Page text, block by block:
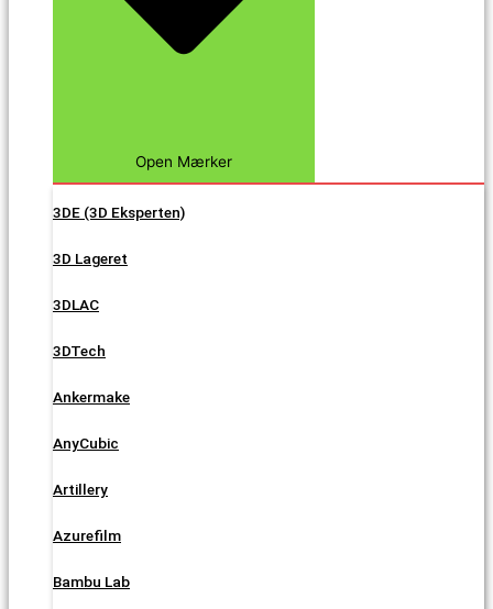
Open Mærker
3DE (3D Eksperten)
3D Lageret
3DLAC
3DTech
Ankermake
AnyCubic
Artillery
Azurefilm
Bambu Lab